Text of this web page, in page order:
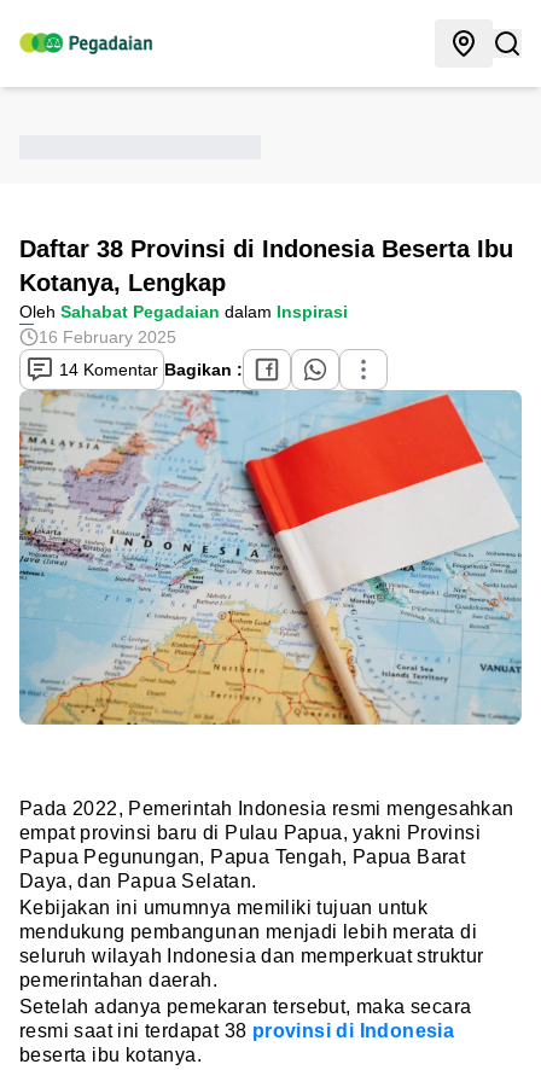
Daftar 38 Provinsi di Indonesia Beserta Ibu
Kotanya, Lengkap
Oleh Sahabat Pegadaian dalam Inspirasi
16 February 2025
14 Komentar Bagikan :
Pada 2022, Pemerintah Indonesia resmi mengesahkan
empat provinsi baru di Pulau Papua, yakni Provinsi
Papua Pegunungan, Papua Tengah, Papua Barat
Daya, dan Papua Selatan.
Kebijakan ini umumnya memiliki tujuan untuk
mendukung pembangunan menjadi lebih merata di
seluruh wilayah Indonesia dan memperkuat struktur
pemerintahan daerah.
Setelah adanya pemekaran tersebut, maka secara
resmi saat ini terdapat 38 provinsi di Indonesia
beserta ibu kotanya.